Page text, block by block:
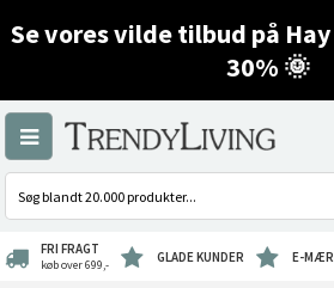
Se vores vilde tilbud på
30% 🌞
FRI FRAGT
køb over 699,- GLADE KUNDER E-